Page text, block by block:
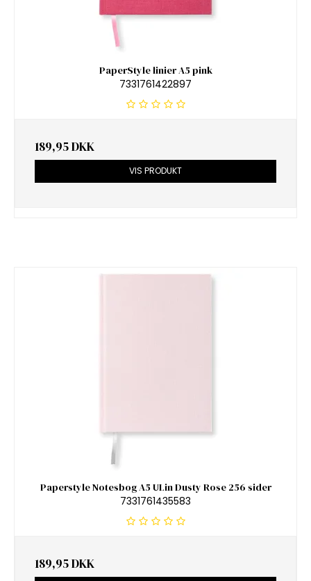
PaperStyle linier A5 pink
7331761422897
189,95 DKK
VIS PRODUKT
Paperstyle Notesbog A5 ULin Dusty Rose 256 sider
7331761435583
189,95 DKK